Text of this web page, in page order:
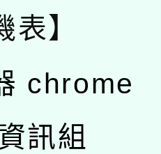
表】
chrome
訊組